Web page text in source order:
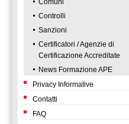
Controlli
Sanzioni
Certificatori / Agenzie di
Certificazione Accreditate
News Formazione APE
Privacy Informative
Contatti
FAQ